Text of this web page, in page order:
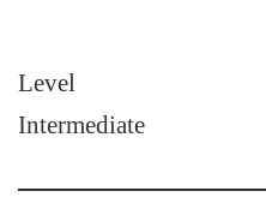
Level
Intermediate